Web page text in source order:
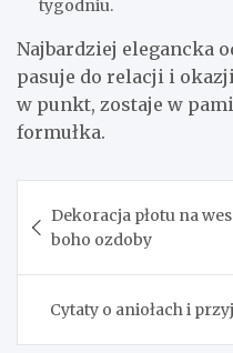
tygodniu.
Najbardziej elegancka
pasuje do relacji i
w punkt, zostaje w
formułka.
wpisu
Dekoracja płotu na
boho ozdoby
Cytaty o aniołach i